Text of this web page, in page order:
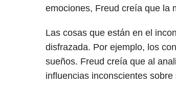
emociones, Freud creía que la
Las cosas que están en el
disfrazada. Por ejemplo, los
sueños. Freud creía que al
influencias inconscientes